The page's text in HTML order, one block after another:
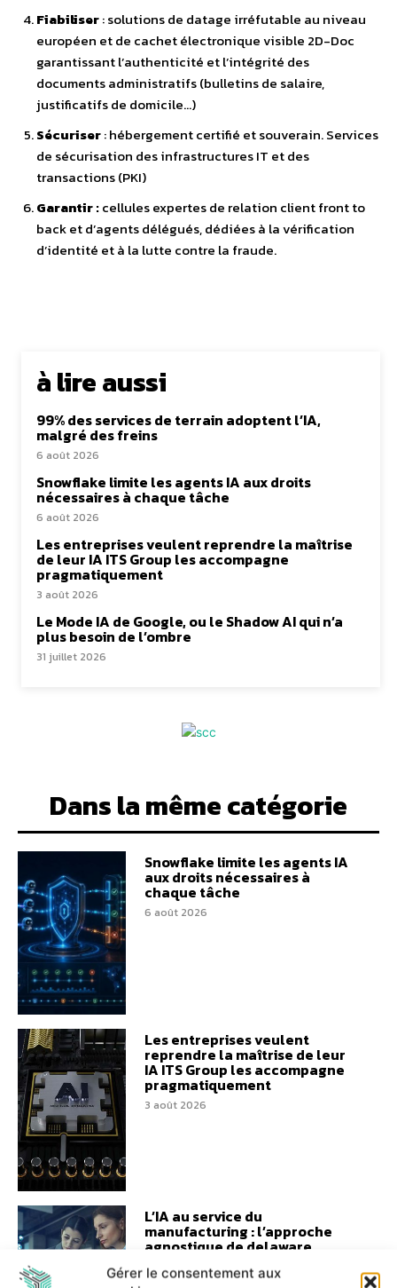
Gérer le consentement aux
Fiabiliser: solutions de datage irréfutable au niveau
européen et de cachet électronique visible 2D-Doc
garantissant l’authenticité et l’intégrité des
documents administratifs (bulletins de salaire,
justificatifs de domicile…)
Sécuriser: hébergement certifié et souverain. Services
de sécurisation des infrastructures IT et des
transactions (PKI)​
Garantir :cellules expertes de relation client front to
back et d’agents délégués, dédiées à la vérification
d’identité et à la lutte contre la fraude.
à lire aussi
99% des services de terrain adoptent l’IA,
malgré des freins
6 août 2026
Snowflake limite les agents IA aux droits
nécessaires à chaque tâche
6 août 2026
Les entreprises veulent reprendre la maîtrise
de leur IA ITS Group les accompagne
pragmatiquement
3 août 2026
Le Mode IA de Google, ou le Shadow AI qui n’a
plus besoin de l’ombre
31 juillet 2026
Dans la même catégorie
Snowflake limite les agents IA
aux droits nécessaires à
chaque tâche
6 août 2026
Les entreprises veulent
reprendre la maîtrise de leur
IA ITS Group les accompagne
pragmatiquement
3 août 2026
L’IA au service du
manufacturing : l’approche
agnostique de delaware
7 juillet 2026